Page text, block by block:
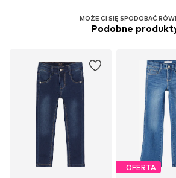
MOŻE CI SIĘ SPODOBAĆ
Podobne
OFERTA